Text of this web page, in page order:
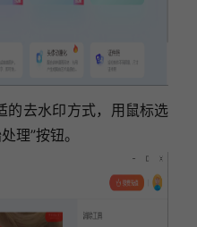
的去水印方式，用鼠标选
理”按钮。